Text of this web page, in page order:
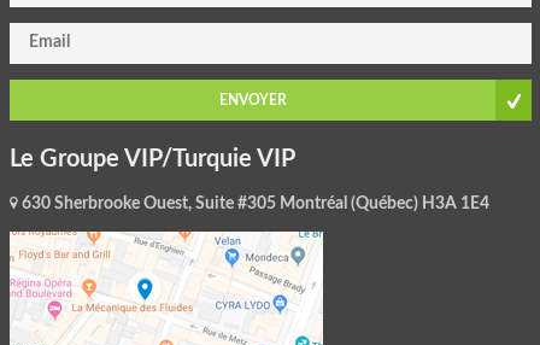
ENVOYER
Le Groupe VIP/Turquie VIP
630 Sherbrooke Ouest, Suite #305 Montréal (Québec) H3A 1E4